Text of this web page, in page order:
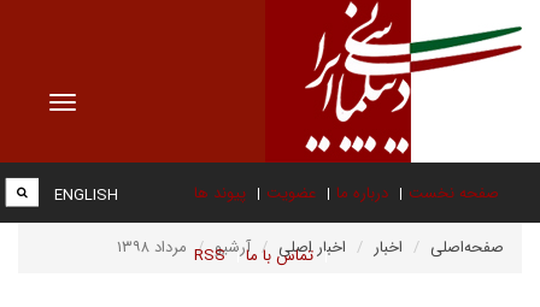
Toggle
صفحه نخست درباره ما عضویت پیوند ها
تماس با ما RSS
ENGLISH
صفحه‌اصلی اخبار اخبار اصلی آرشیو مرداد ۱۳۹۸